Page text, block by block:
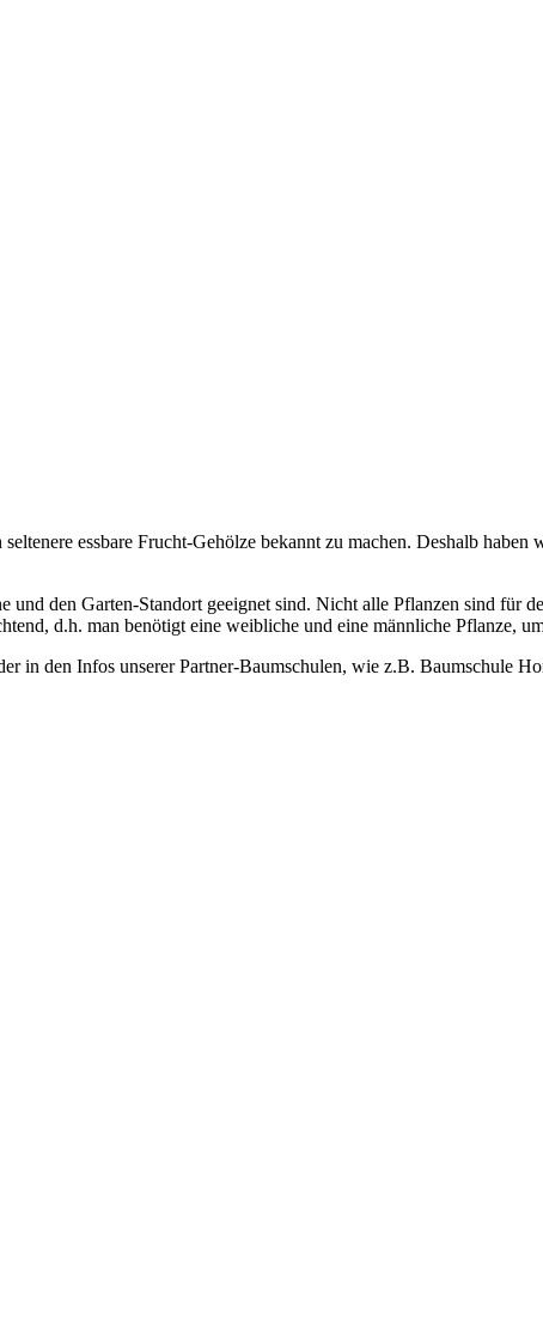
essbare Frucht-Gehölze bekannt zu machen. Deshalb
den Garten-Standort geeignet sind. Nicht alle Pflanzen sind für
d.h. man benötigt eine weibliche und eine männliche Pflanze,
in den Infos unserer Partner-Baumschulen, wie z.B. Baumschule